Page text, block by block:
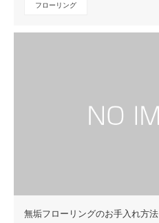
フローリング
無垢フローリングのお手入れ方法